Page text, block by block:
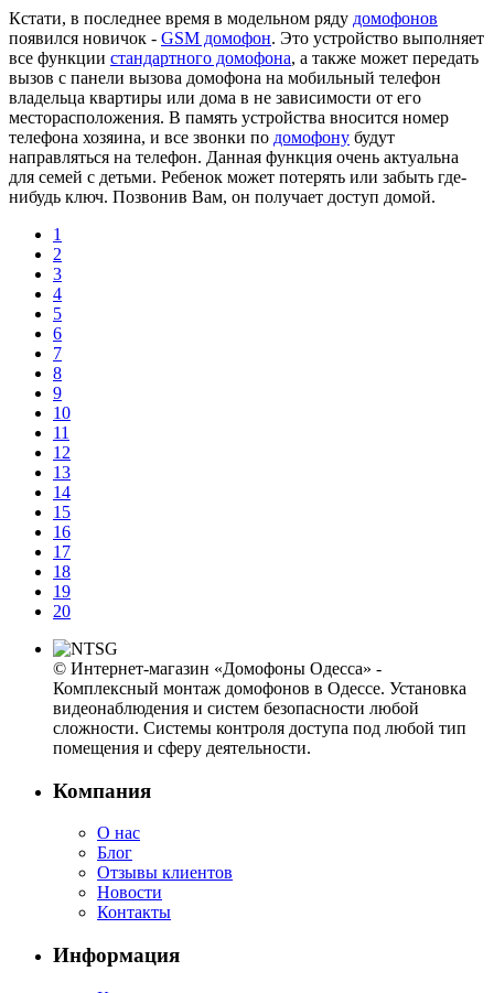
Кстати, в последнее время в модельном ряду домофонов
появился новичок - GSM домофон. Это устройство выполняет
все функции стандартного домофона, а также может передать
вызов с панели вызова домофона на мобильный телефон
владельца квартиры или дома в не зависимости от его
месторасположения. В память устройства вносится номер
телефона хозяина, и все звонки по домофону будут
направляться на телефон. Данная функция очень актуальна
для семей с детьми. Ребенок может потерять или забыть где-
нибудь ключ. Позвонив Вам, он получает доступ домой.
1
2
3
4
5
6
7
8
9
10
11
12
13
14
15
16
17
18
19
20
© Интернет-магазин «Домофоны Одесса» -
Комплексный монтаж домофонов в Одессе. Установка
видеонаблюдения и систем безопасности любой
сложности. Системы контроля доступа под любой тип
помещения и сферу деятельности.
Компания
О нас
Блог
Отзывы клиентов
Новости
Контакты
Информация